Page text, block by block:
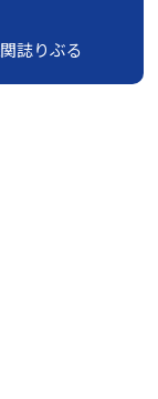
誌りぶる